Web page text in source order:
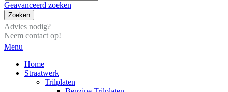
Geavanceerd zoeken
Zoeken
Advies nodig?
Neem contact op!
Menu
Home
Straatwerk
Trilplaten